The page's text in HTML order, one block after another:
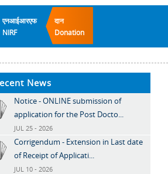
एनआईआरएफ
NIRF
दान
Donation
News
Notice - ONLINE submission of
application for the Post Docto...
JUL 25 - 2026
Corrigendum - Extension in Last date
of Receipt of Applicati...
JUL 10 - 2026